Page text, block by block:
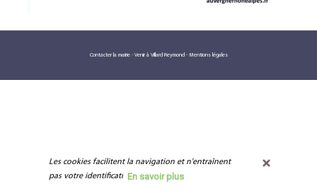
Contacter la mairie- Venir à Villard Reymond - Mentions légales
Les cookies facilitent la navigation et n'entraînent
pas votre identification.En savoir plus